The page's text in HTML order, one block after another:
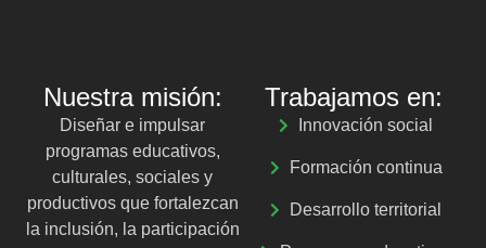
Nuestra misión:
Diseñar e impulsar
programas educativos,
culturales, sociales y
productivos que fortalezcan
la inclusión, la participación
Trabajamos en:
Innovación social
Formación continua
Desarrollo territorial